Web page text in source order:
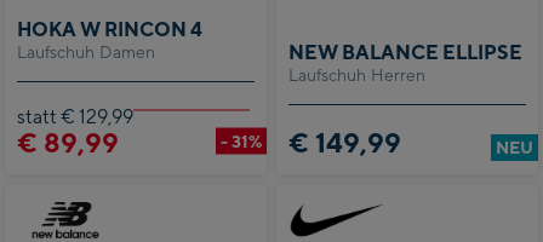
Laufschuh Damen
HOKA W RINCON 4
statt € 129,99
€ 89,99 - 31%
Laufschuh Herren
NEW BALANCE ELLIPSE
€ 149,99 NEU